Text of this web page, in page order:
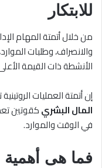
للابتكار
من خلال أتمتة المهام
والانصراف، وطلبات
الأنشطة ذات القيمة
إن أتمتة العمليات
المال البشريكقوتين
في الوقت والموارد.
فما هى أهمية